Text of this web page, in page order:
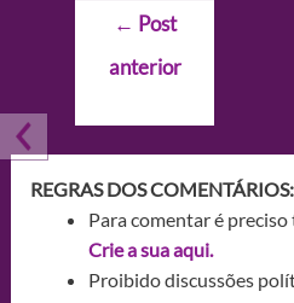
Navegação
Post
← Post
anterior
REGRAS DOS COMENTÁRIOS:
Para comentar é
Crie a sua aqui.
Proibido discussões